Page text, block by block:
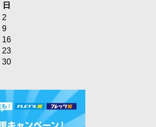
日
2
9
16
23
30